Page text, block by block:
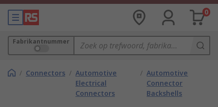
0
Fabrikantnummer
/ Connectors / Automotive
Electrical
Connectors
/ Automotive
Connector
Backshells